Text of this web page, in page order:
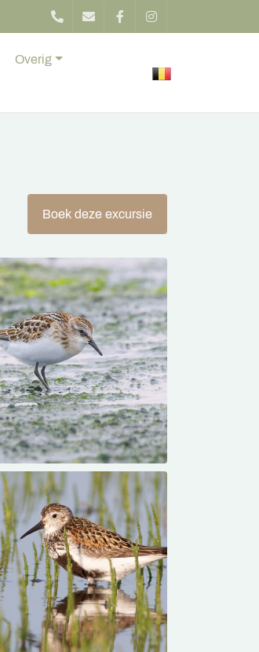
Overig
Boek deze excursie